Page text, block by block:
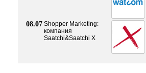
08.07 Shopper Marketing:
компания
Saatchi&Saatchi X